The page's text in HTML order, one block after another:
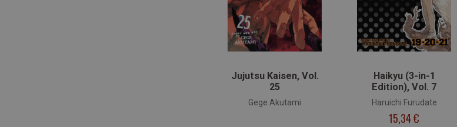
Jujutsu Kaisen, Vol.
25
Gege Akutami
Haikyu (3-in-1
Edition), Vol. 7
Haruichi Furudate
15,34 €